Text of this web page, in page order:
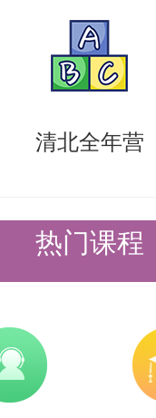
大陆通行
出示本科
应届在读
教育部学信
学前补交认
清北全年营
热门课程